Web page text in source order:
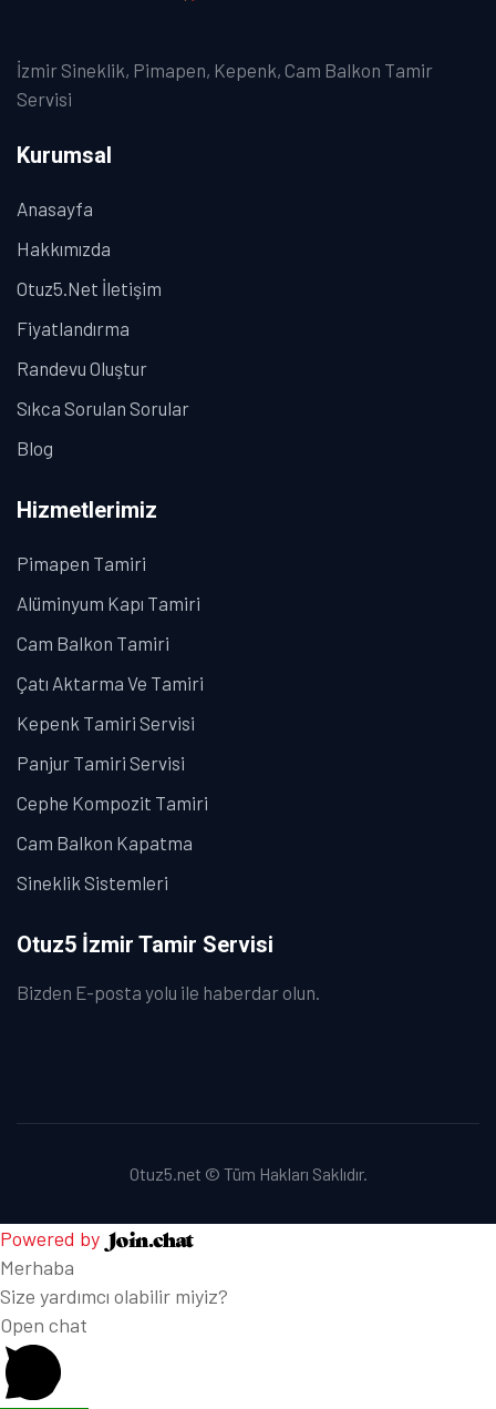
İzmir Sineklik, Pimapen, Kepenk, Cam Balkon Tamir
Servisi
Kurumsal
Anasayfa
Hakkımızda
Otuz5.Net İletişim
Fiyatlandırma
Randevu Oluştur
Sıkca Sorulan Sorular
Blog
Hizmetlerimiz
Pimapen Tamiri
Alüminyum Kapı Tamiri
Cam Balkon Tamiri
Çatı Aktarma Ve Tamiri
Kepenk Tamiri Servisi
Panjur Tamiri Servisi
Cephe Kompozit Tamiri
Cam Balkon Kapatma
Sineklik Sistemleri
Otuz5 İzmir Tamir Servisi
Bizden E-posta yolu ile haberdar olun.
Otuz5.net © Tüm Hakları Saklıdır.
Powered by
Merhaba
Size yardımcı olabilir miyiz?
Open chat